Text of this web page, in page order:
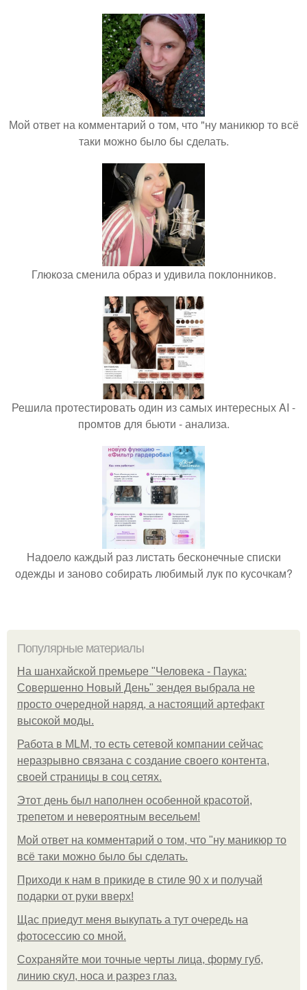
Мой ответ на комментарий о том, что "ну маникюр то всё
таки можно было бы сделать.
Глюкоза сменила образ и удивила поклонников.
Решила протестировать один из самых интересных AI -
промтов для бьюти - анализа.
Надоело каждый раз листать бесконечные списки
одежды и заново собирать любимый лук по кусочкам?
Популярные материалы
На шанхайской премьере "Человека - Паука:
Совершенно Новый День" зендея выбрала не
просто очередной наряд, а настоящий артефакт
высокой моды.
Работа в MLM, то есть сетевой компании сейчас
неразрывно связана с создание своего контента,
своей страницы в соц сетях.
Этот день был наполнен особенной красотой,
трепетом и невероятным весельем!
Мой ответ на комментарий о том, что "ну маникюр то
всё таки можно было бы сделать.
Приходи к нам в прикиде в стиле 90 х и получай
подарки от руки вверх!
Щас приедут меня выкупать а тут очередь на
фотосессию со мной.
Сохраняйте мои точные черты лица, форму губ,
линию скул, носа и разрез глаз.